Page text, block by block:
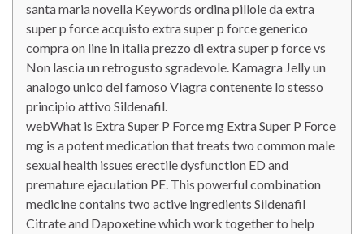
santa maria novella Keywords ordina pillole da extra
super p force acquisto extra super p force generico
compra on line in italia prezzo di extra super p force vs
Non lascia un retrogusto sgradevole. Kamagra Jelly un
analogo unico del famoso Viagra contenente lo stesso
principio attivo Sildenafil.
webWhat is Extra Super P Force mg Extra Super P Force
mg is a potent medication that treats two common male
sexual health issues erectile dysfunction ED and
premature ejaculation PE. This powerful combination
medicine contains two active ingredients Sildenafil
Citrate and Dapoxetine which work together to help